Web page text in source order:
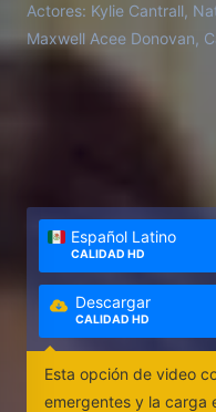
Actores: Kylie Cantrall,
Maxwell Acee Donovan,
Español Latino
CALIDAD HD
Descargar
CALIDAD HD
Esta opción de video
emergentes y la carga